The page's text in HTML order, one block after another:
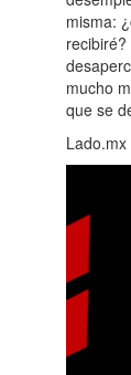
misma:
mucho
que se
Lado.mx